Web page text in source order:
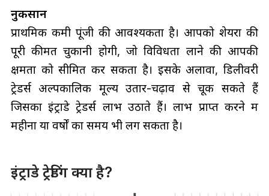
नुकसान
प्राथमिक कमी पूंजी की आवश्यकता है। आपको शेयरों की
पूरी कीमत चुकानी होगी, जो विविधता लाने की आपकी
क्षमता को सीमित कर सकता है। इसके अलावा, डिलीवरी
ट्रेडर्स अल्पकालिक मूल्य उतार-चढ़ाव से चूक सकते हैं
जिसका इंट्राडे ट्रेडर्स लाभ उठाते हैं। लाभ प्राप्त करने में
महीनों या वर्षों का समय भी लग सकता है।
इंट्राडे ट्रेडिंग क्या है?